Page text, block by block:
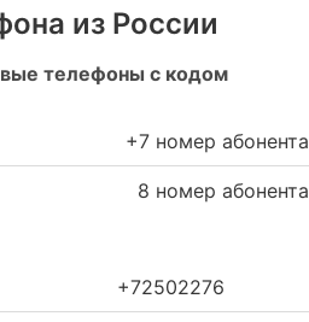
из России
телефоны с кодом
+7 номер абонента
8 номер абонента
+72502276